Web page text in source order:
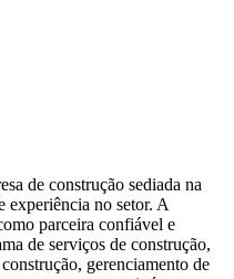
de construção sediada na
experiência no setor. A
parceira confiável e
de serviços de construção,
gerenciamento de